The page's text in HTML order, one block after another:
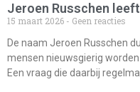
Jeroen Russchen
15 maart 2026
Geen reacties
De naam Jeroen Russchen
mensen nieuwsgierig
Een vraag die daarbij